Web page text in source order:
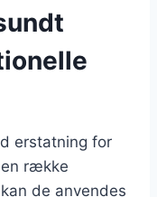
erstatning for
række
de anvendes